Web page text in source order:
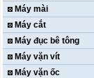
Máy mài
Máy cắt
Máy đục bê tông
Máy vặn vít
Máy vặn ốc